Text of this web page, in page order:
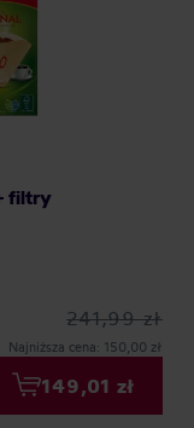
filtry
241,99 zł
Najniższa cena: 150,00 zł
149,01 zł